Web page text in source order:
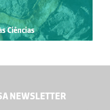
Ciências
NEWSLETTER